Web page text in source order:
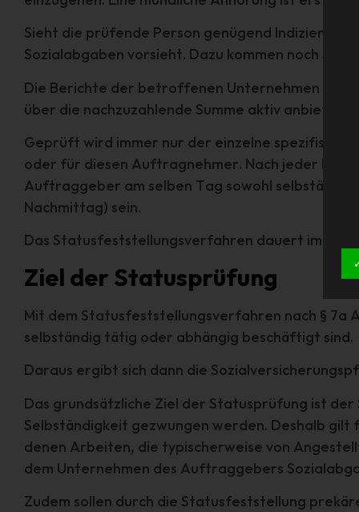
Sieht die prüfende Person genügend Indizien für
Sozialabgaben vorsieht. Dazu kommen noch
Die Berichte der betroffenen Unternehmen
über die nachzuzahlende Summe aktiv anbietet.
Geprüft wird immer nur der einzelne
oder für diesen Auftragnehmer. Nach jeder
Auftraggeber am selben Tag sowohl
Nachmittag) sein.
Das Statusfeststellungsverfahren dauert im
Ziel der Statusprüfung
Mit dem Statusfeststellungsverfahren nach § 7a
selbständig tätig oder abhängig beschäftigt sind.
Daraus ergibt sich dann die
Das grundsätzliche Ziel der Statusprüfung ist
Selbständigkeit gezwungen werden. Deshalb gilt
denen Arbeiten, die typischerweise von
dem Unternehmen des Auftraggebers
Zudem sollen durch die Statusfeststellung